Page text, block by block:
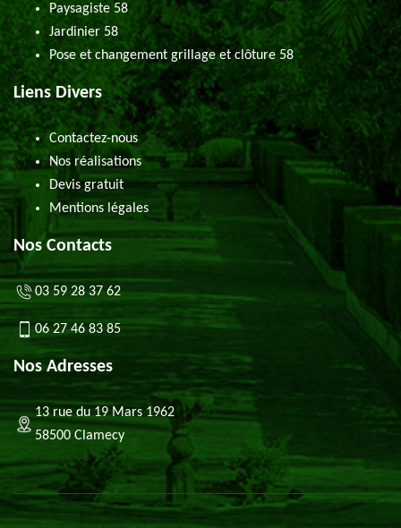
Paysagiste 58
Jardinier 58
Pose et changement grillage et clôture 58
Liens Divers
Contactez-nous
Nos réalisations
Devis gratuit
Mentions légales
Nos Contacts
03 59 28 37 62
06 27 46 83 85
Nos Adresses
13 rue du 19 Mars 1962
58500 Clamecy